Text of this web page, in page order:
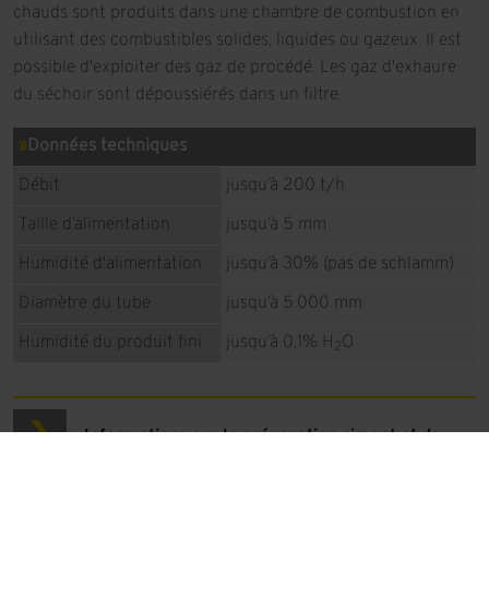
chauds sont produits dans une chambre de combustion en
utilisant des combustibles solides, liquides ou gazeux. Il est
possible d'exploiter des gaz de procédé. Les gaz d'exhaure
du séchoir sont dépoussiérés dans un filtre.
Données techniques
Débit
jusqu’à 200 t/h
Taille d’alimentation
jusqu’à 5 mm
Humidité d'alimentation
jusqu’à 30% (pas de schlamm)
Diamètre du tube
jusqu’à 5.000 mm
Humidité du produit fini
jusqu’à 0,1% H2O
Informations sur la préparation ciment et de